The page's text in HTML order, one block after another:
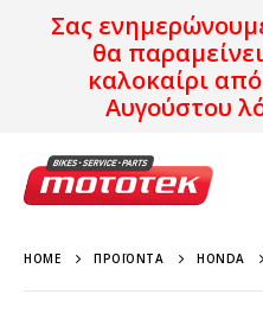
Σας
θα
καλοκαίρι από
Αυγούστου
HOME ΠΡΟΪΌΝΤΑ HONDA